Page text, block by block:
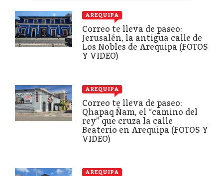
AREQUIPA
Correo te lleva de paseo:
Jerusalén, la antigua calle de
Los Nobles de Arequipa (FOTOS
Y VIDEO)
AREQUIPA
Correo te lleva de paseo:
Qhapaq Ñam, el “camino del
rey” que cruza la calle
Beaterio en Arequipa (FOTOS Y
VIDEO)
AREQUIPA